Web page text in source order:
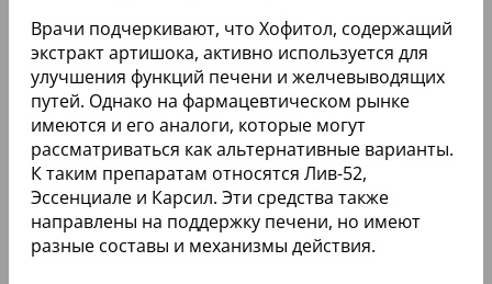
Врачи подчеркивают, что Хофитол, содержащий
экстракт артишока, активно используется для
улучшения функций печени и желчевыводящих
путей. Однако на фармацевтическом рынке
имеются и его аналоги, которые могут
рассматриваться как альтернативные варианты.
К таким препаратам относятся Лив-52,
Эссенциале и Карсил. Эти средства также
направлены на поддержку печени, но имеют
разные составы и механизмы действия.